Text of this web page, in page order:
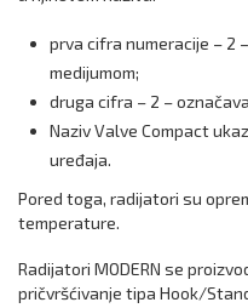
prva cifra numeracije – 2
medijumom;
druga cifra – 2 –
Naziv Valve Compact
uređaja.
Pored toga, radijatori su
temperature.
Radijatori MODERN se
pričvršćivanje tipa Hook/